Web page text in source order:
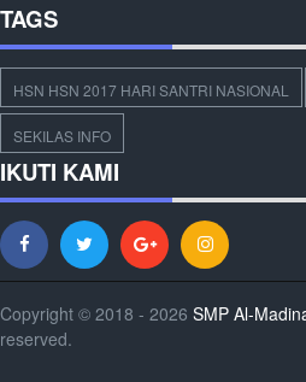
TAGS
HSN HSN 2017 HARI SANTRI NASIONAL
SEKILAS INFO
IKUTI KAMI
Copyright © 2018 - 2026 SMP Al-
reserved.